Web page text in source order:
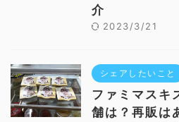
介
2023/3/21
シェアしたいこと
ファミマスキ
舗は？再販は